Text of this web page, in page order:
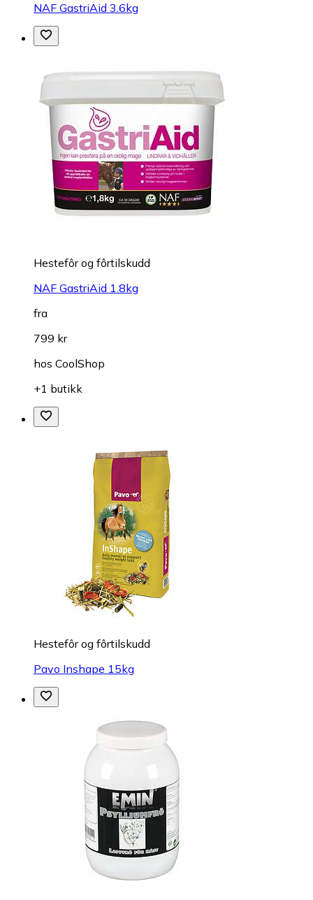
NAF GastriAid 3.6kg
Hestefôr og fôrtilskudd
NAF GastriAid 1.8kg
fra
799 kr
hos CoolShop
+1 butikk
Hestefôr og fôrtilskudd
Pavo Inshape 15kg